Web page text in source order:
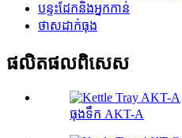
បន្ទះដែកនិងអ្នកកាន់
ថាសដាក់ធុង
ផលិតផល​ពិសេស
ធុងទឹក AKT-A